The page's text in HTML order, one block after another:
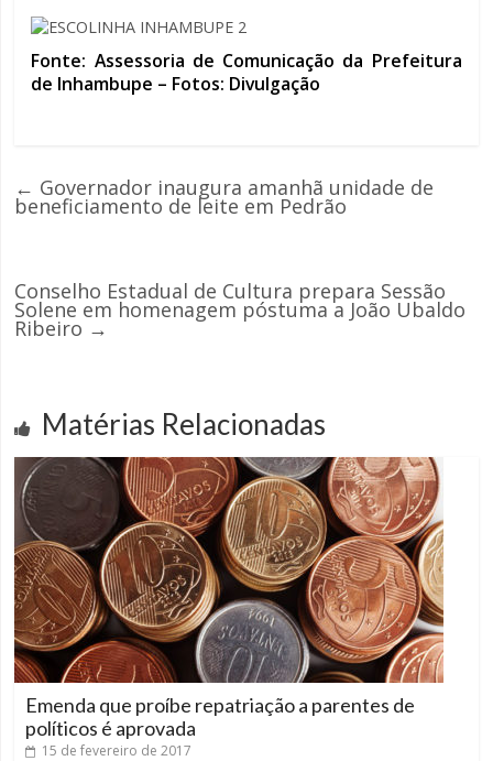
Fonte: Assessoria de Comunicação da Prefeitura
de Inhambupe – Fotos: Divulgação
← Governador inaugura amanhã unidade de
beneficiamento de leite em Pedrão
Conselho Estadual de Cultura prepara Sessão
Solene em homenagem póstuma a João Ubaldo
Ribeiro →
Matérias Relacionadas
Emenda que proíbe repatriação a parentes de
políticos é aprovada
15 de fevereiro de 2017